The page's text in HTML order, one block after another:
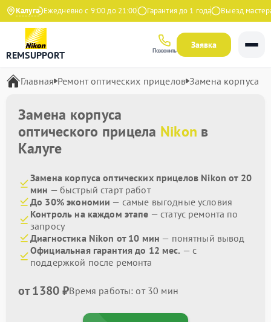
КалугаЕжедневно с 9:00 до 21:00 Гарантия до 1 года Выезд мастера
REMSUPPORT Позвонить
Заявка
Главная Ремонт оптических прицелов Замена корпуса
Замена корпуса
оптического прицела Nikon в
Калуге
Замена корпуса оптических прицелов Nikon от 20
мин — быстрый старт работ
До 30% экономии — самые выгодные условия
Контроль на каждом этапе — статус ремонта по
запросу
Диагностика Nikon от 10 мин — понятный вывод
Официальная гарантия до 12 мес. — с
поддержкой после ремонта
от 1380 ₽Время работы: от 30 мин